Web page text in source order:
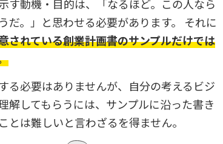
す動機・目的は、「なるほど。この人なら
だ。」と思わせる必要があります。 それに
されている創業計画書のサンプルだけでは
る必要はありませんが、自分の考えるビジ
解してもらうには、サンプルに沿った書き
とは難しいと言わざるを得ません。